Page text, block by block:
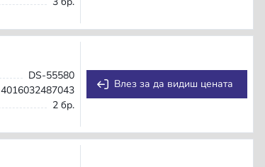
DS-55580
4016032487043
2 бр.
Влез за да видиш цената